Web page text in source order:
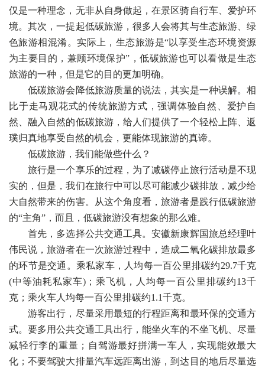
仅是一种理念，无非从自身做起，在景区骑自行车、爱护环
境。其次，一提起低碳旅游，很多人会将其与生态旅游、绿
色旅游相混淆。实际上，生态旅游是“以享受生态环境资源
为主要目的，兼顾环境保护”，低碳旅游也可以看做是生态
旅游的一种，但是它的目的更加明确。
低碳旅游会降低旅游质量的说法，其实是一种误解。相
比于走马观花式的传统旅游方式，强调体验自然、爱护自
然、融入自然的低碳旅游，给人们提供了一个轻松上阵、返
璞归真地享受自然的机会，更能体现旅游的真谛。
低碳旅游，我们能做些什么？
旅行是一个享乐的过程，为了减碳停止旅行活动是不现
实的，但是，我们在旅行中可以尽可能减少碳排放，减少给
大自然带来的伤害。从这个角度看，旅游者是践行低碳旅游
的“主角”，而且，低碳旅游没有想象的那么难。
首先，多选择公共交通工具。安徽新康辉国旅总经理叶
伟民说，旅游者在一次旅游过程中，造成二氧化碳排放最多
的环节是交通。乘私家车，人均每一百公里排碳约29.7千克
(中等油耗私家车)；乘飞机，人均每一百公里排碳约13千
克；乘火车人均每一百公里排碳约1.1千克。
游客出行，尽量采用最短的行程距离和最环保的交通方
式。要多用公共交通工具出行，能坐火车的不坐飞机、尽量
减轻行李的重量；自驾游最好拼满一车人，实现能效最大
化；不要驾驶大排量汽车远距离出游，到达目的地后尽量选